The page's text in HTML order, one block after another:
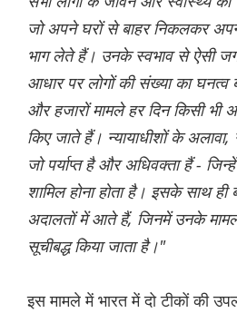
जो अपने घरों से बाहर निकलकर
भाग लेते हैं। उनके स्वभाव से ऐसी
आधार पर लोगों की संख्या का
और हजारों मामले हर दिन किसी भी
किए जाते हैं। न्यायाधीशों के अलावा,
जो पर्याप्त है और अधिवक्ता हैं -
शामिल होना होता है। इसके साथ
अदालतों में आते हैं, जिनमें उनके
सूचीबद्ध किया जाता है।"
इस मामले में भारत में दो टीकों की